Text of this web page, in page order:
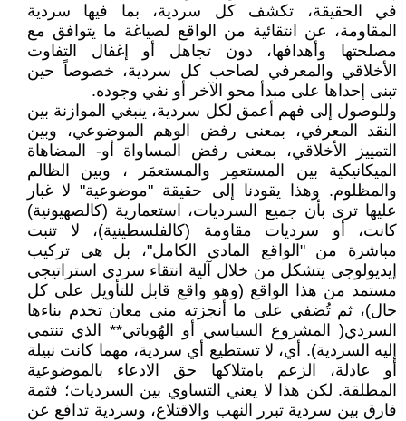
في الحقيقة، تكشف كل سردية، بما فيها سردية
المقاومة، عن انتقائية من الواقع لصياغة ما يتوافق مع
مصلحتها وأهدافها، دون تجاهل أو إغفال التفاوت
الأخلاقي والمعرفي لصاحب كل سردية، خصوصاً حين
تبنى إحداها على مبدأ محو الآخر أو نفي وجوده.
وللوصول إلى فهم أعمق لكل سردية، ينبغي الموازنة بين
النقد المعرفي، بمعنى رفض الوهم الموضوعي، وبين
التمييز الأخلاقي، بمعنى رفض المساواة أو- المضاهاة
الميكانيكية بين المستعمِر والمستعمَر ، وبين الظالم
والمظلوم. وهذا يقودنا إلى حقيقة "موضوعية" لا غبار
عليها ترى بأن جميع السرديات، استعمارية (كالصهيونية)
كانت، أو سرديات مقاومة (كالفلسطينية)، لا تنبت
مباشرة من "الواقع المادي الكامل"، بل هي تركيب
إيديولوجي يتشكل من خلال آلية انتقاء سردي استراتيجي
مستمد من هذا الواقع (وهو واقع قابل للتأويل على كل
حال)، ثم تُضفي على ما أنجزته منى معان تخدم بناءها
السردي( المشروع السياسي أو الهُوياتي** الذي تنتمي
إليه السردية). أي، لا تستطيع أي سردية، مهما كانت نبيلة
أو عادلة، الزعم بامتلاكها حق الادعاء بالموضوعية
المطلقة. لكن هذا لا يعني التساوي بين السرديات؛ فثمة
فارق بين سردية تبرر النهب والاقتلاع، وسردية تدافع عن